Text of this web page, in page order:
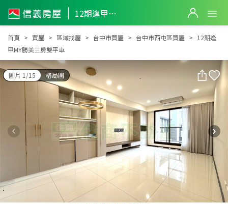
12期逢甲MY勝美三房雙平車
12期逢甲MY勝美三房雙平車
首頁 買屋 區域找屋 台中市買屋 台中市西屯區買屋
12期逢
甲MY勝美三房雙平車
圖片 1/15 格局圖